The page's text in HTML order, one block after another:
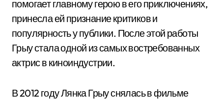
помогает главному герою в его приключениях,
принесла ей признание критиков и
популярность у публики. После этой работы
Грыу стала одной из самых востребованных
актрис в киноиндустрии.
В 2012 году Лянка Грыу снялась в фильме